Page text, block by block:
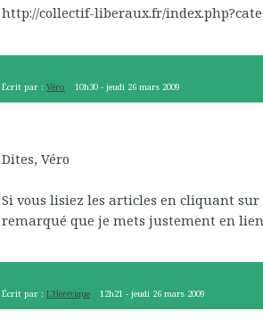
http://collectif-liberaux.fr/
Écrit par : Véro 10h30 -jeudi 26 mars 2009
Dites, Véro
Si vous lisiez les articles en cliquant
remarqué que je mets justement en
Écrit par : L'Hérétique 12h21 -jeudi 26 mars 2009